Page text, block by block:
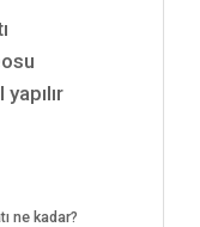
ne kadar?